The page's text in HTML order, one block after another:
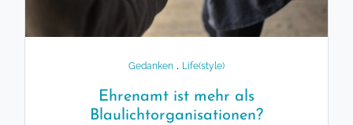
Gedanken . Life(style)
Ehrenamt ist mehr als
Blaulichtorganisationen?